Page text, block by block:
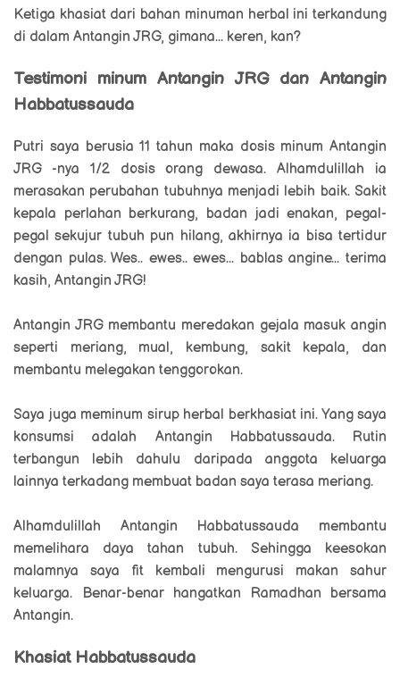
Ketiga khasiat dari bahan minuman herbal ini terkandung
di dalam Antangin JRG, gimana... keren, kan?
Testimoni minum Antangin JRG dan Antangin
Habbatussauda
Putri saya berusia 11 tahun maka dosis minum Antangin
JRG -nya 1/2 dosis orang dewasa. Alhamdulillah ia
merasakan perubahan tubuhnya menjadi lebih baik. Sakit
kepala perlahan berkurang, badan jadi enakan, pegal-
pegal sekujur tubuh pun hilang, akhirnya ia bisa tertidur
dengan pulas. Wes.. ewes.. ewes... bablas angine... terima
kasih, Antangin JRG!
Antangin JRG membantu meredakan gejala masuk angin
seperti meriang, mual, kembung, sakit kepala, dan
membantu melegakan tenggorokan.
Saya juga meminum sirup herbal berkhasiat ini. Yang saya
konsumsi adalah Antangin Habbatussauda. Rutin
terbangun lebih dahulu daripada anggota keluarga
lainnya terkadang membuat badan saya terasa meriang.
Alhamdulillah Antangin Habbatussauda membantu
memelihara daya tahan tubuh. Sehingga keesokan
malamnya saya fit kembali mengurusi makan sahur
keluarga. Benar-benar hangatkan Ramadhan bersama
Antangin.
Khasiat Habbatussauda